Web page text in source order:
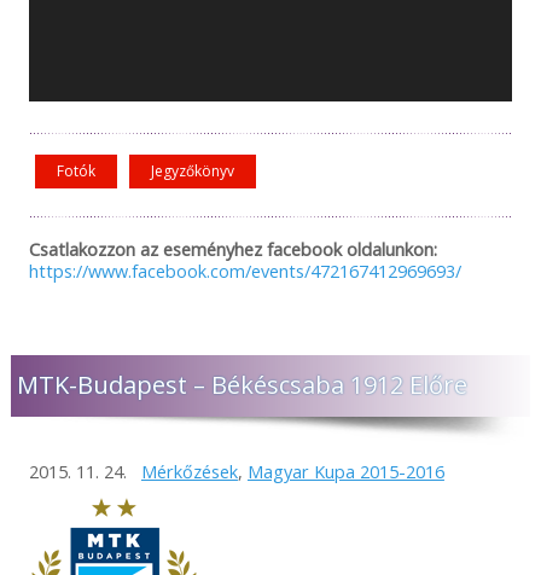
Fotók Jegyzőkönyv
Csatlakozzon az eseményhez facebook oldalunkon:
https://www.facebook.com/events/472167412969693/
MTK-Budapest – Békéscsaba 1912 Előre
2015. 11. 24. Mérkőzések, Magyar Kupa 2015-2016